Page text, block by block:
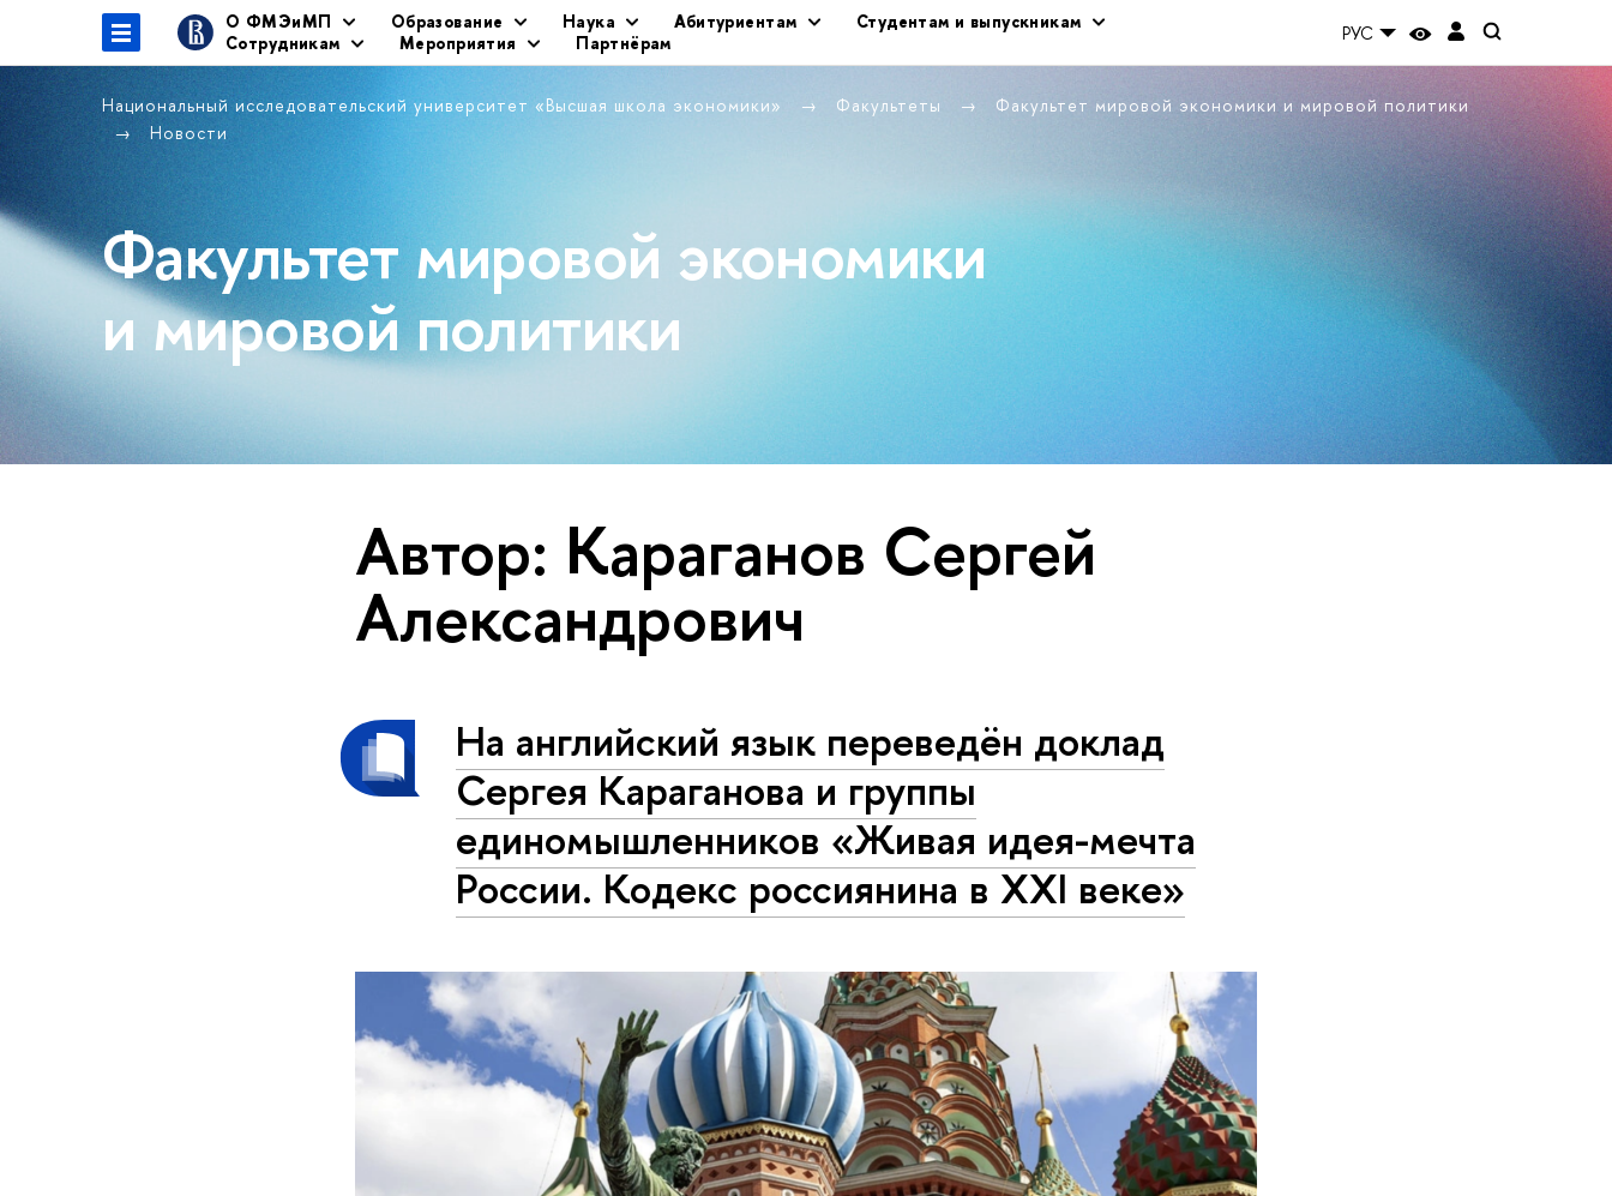
О ФМЭиМП Образование Наука Абитуриентам
Студентам и выпускникам
Сотрудникам
Мероприятия Партнёрам РУС
Национальный исследовательский университет «Высшая школа экономики» Факультеты
Факультет мировой экономики и мировой политики
Новости
Факультет мировой экономики
и мировой политики
Автор: Караганов Сергей
Александрович
На английский язык переведён доклад
Сергея Караганова и группы
единомышленников «Живая идея-мечта
России. Кодекс россиянина в XXI веке»